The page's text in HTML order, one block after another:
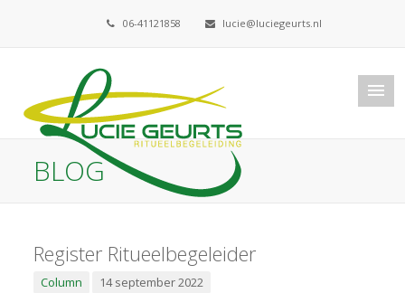
06-41121858 lucie@luciegeurts.nl
BLOG
Register Ritueelbegeleider
Column 14 september 2022